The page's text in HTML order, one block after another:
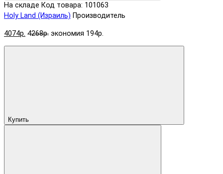
На складе Код товара: 101063
Holy Land (Израиль) Производитель
4074р. 4268р. экономия 194р.
Купить